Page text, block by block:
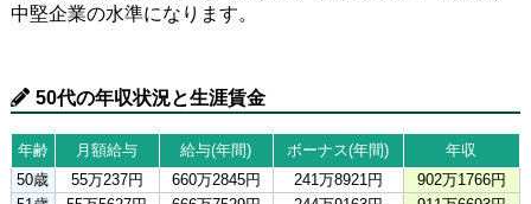
中堅企業の水準になります。
50代の年収状況と生涯賃金
年齢 月額給与 給与(年間) ボーナス(年間)
年収
50歳
55万237円 660万2845円 241万8921円
902万1766円